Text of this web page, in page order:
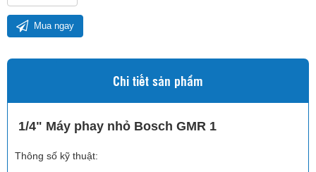
Mua ngay
Chi tiết sản phẩm
1/4" Máy phay nhỏ Bosch GMR 1
Thông số kỹ thuật: